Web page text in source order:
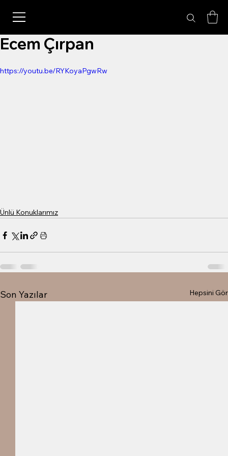
Ecem Çırpan
https://youtu.be/RYKoyaPgwRw
Ünlü Konuklarımız
Son Yazılar Hepsini Gör